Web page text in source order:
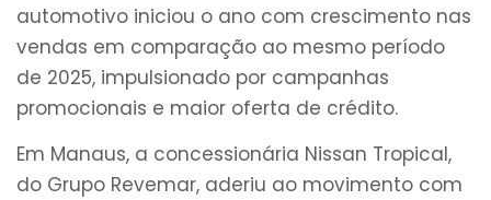
automotivo iniciou o ano com crescimento nas
vendas em comparação ao mesmo período
de 2025, impulsionado por campanhas
promocionais e maior oferta de crédito.
Em Manaus, a concessionária Nissan Tropical,
do Grupo Revemar, aderiu ao movimento com